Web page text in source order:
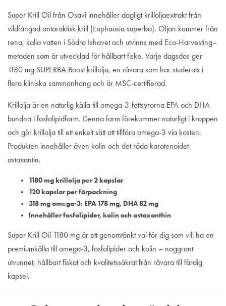
Super Krill Oil från Osavi innehåller dagligt krilloljaextrakt från
vildfångad antaraktisk krill (Euphausia superba). Oljan kommer från
rena, kalla vatten i Södra Ishavet och utvinns med Eco-Harvesting–
metoden som är utvecklad för hållbart fiske. Varje dagsdos ger
1180 mg SUPERBA Boost krillolja, en råvara som har studerats i
flera kliniska sammanhang och är MSC-certifierad.
Krillolja är en naturlig källa till omega-3-fettsyrorna EPA och DHA
bundna i fosfolipidform. Denna form förekommer naturligt i kroppen
och gör krillolja till ett enkelt sätt att tillföra omega-3 via kosten.
Produkten innehåller även kolin och det röda karotenoidet
astaxantin.
1180 mg krillolja per 2 kapslar
120 kapslar per förpackning
318 mg omega-3: EPA 178 mg, DHA 82 mg
Innehåller fosfolipider, kolin och astaxanthin
Super Krill Oil 1180 mg är ett genomtänkt val för dig som vill ha en
premiumkälla till omega-3, fosfolipider och kolin – noggrant
utvunnet, hållbart fiskat och kvalitetssäkrat från råvara till färdig
kapsel.